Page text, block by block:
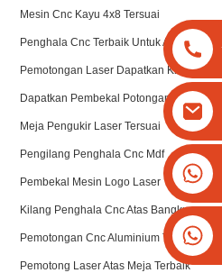
+16266628193
Mesin Cnc Kayu 4x8 Tersuai
Penghala Cnc Terbaik Untuk Akrilik
Pemotongan Laser Dapatkan Kilang
Dapatkan Pembekal Potongan Laser
Meja Pengukir Laser Tersuai
Pengilang Penghala Cnc Mdf
Pembekal Mesin Logo Laser
Kilang Penghala Cnc Atas Bangku
Pemotongan Cnc Aluminium Tersuai
Pemotong Laser Atas Meja Terbaik